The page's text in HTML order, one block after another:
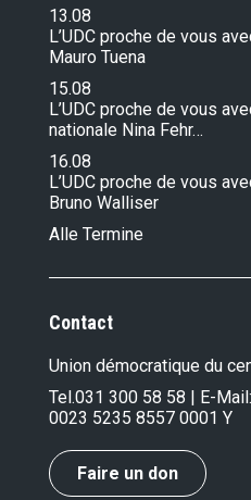
13.08
L’UDC proche de vous
Mauro Tuena
15.08
L’UDC proche de vous
nationale Nina Fehr…
16.08
L’UDC proche de vous
Bruno Walliser
Alle Termine
Contact
Union démocratique du
Tel.031 300 58 58 | E-Mail:
0023 5235 8557 0001 Y
Faire un don